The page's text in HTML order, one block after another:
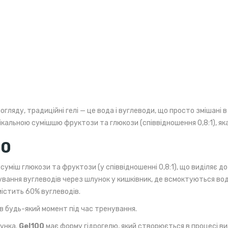
традиційні гелі — це вода і вуглеводи, що просто
сумішшю фруктози та глюкози (співвідношення 0,8:1),
глюкози та фруктози (у співвідношенні 0,8:1), що виділяє до
вуглеводів через шлунок у кишківник, де всмоктуються
60% вуглеводів.
який момент під час тренування.
Gel100 має форму гідрогелю, який створюється в процесі